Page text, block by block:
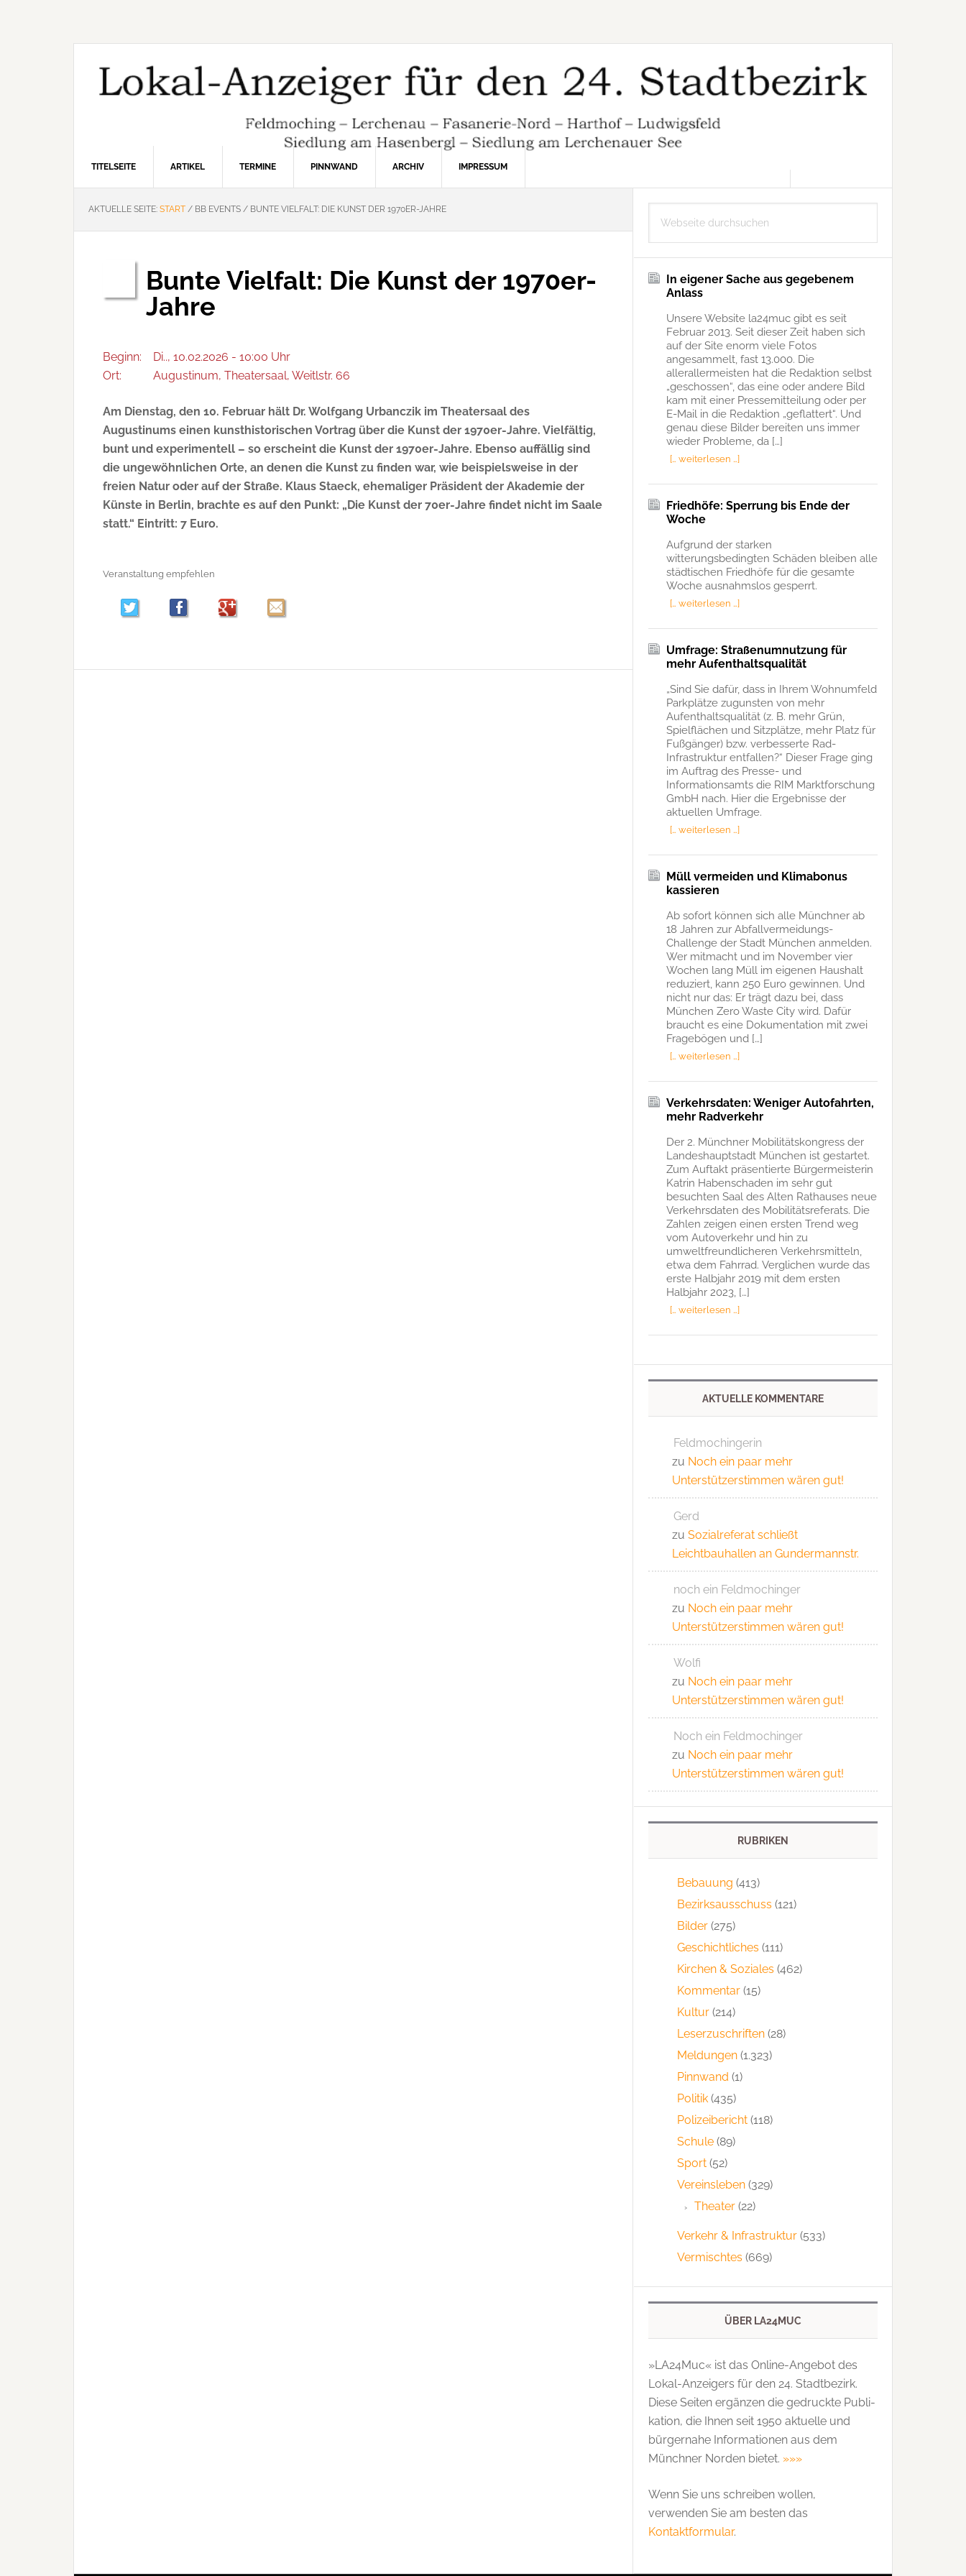
TITELSEITE ARTIKEL TERMINE PINNWAND ARCHIV IMPRESSUM
AKTUELLE SEITE: START / BB EVENTS / BUNTE VIELFALT: DIE KUNST DER 1970ER-JAHRE
Bunte Vielfalt: Die Kunst der 1970er-
Jahre
Beginn:
Di.., 10.02.2026 - 10:00 Uhr
Ort:
Augustinum, Theatersaal, Weitlstr. 66
Am Dienstag, den 10. Februar hält Dr. Wolfgang Urbanczik im Theatersaal des
Augustinums einen kunsthistorischen Vortrag über die Kunst der 1970er-Jahre. Vielfältig,
bunt und experimentell – so erscheint die Kunst der 1970er-Jahre. Ebenso auffällig sind
die ungewöhnlichen Orte, an denen die Kunst zu finden war, wie beispielsweise in der
freien Natur oder auf der Straße. Klaus Staeck, ehemaliger Präsident der Akademie der
Künste in Berlin, brachte es auf den Punkt: „Die Kunst der 70er-Jahre findet nicht im Saale
statt.“ Eintritt: 7 Euro.
Veranstaltung empfehlen
Seitenspalte
durchsuchen
In eigener Sache aus gegebenem
Anlass
Unsere Website la24muc gibt es seit
Februar 2013. Seit dieser Zeit haben sich
auf der Site enorm viele Fotos
angesammelt, fast 13.000. Die
allerallermeisten hat die Redaktion selbst
„geschossen“, das eine oder andere Bild
kam mit einer Pressemitteilung oder per
E-Mail in die Redaktion „geflattert“. Und
genau diese Bilder bereiten uns immer
wieder Probleme, da […]
[… weiterlesen …]
Friedhöfe: Sperrung bis Ende der
Woche
Aufgrund der starken
witterungsbedingten Schäden bleiben alle
städtischen Friedhöfe für die gesamte
Woche ausnahmslos gesperrt.
[… weiterlesen …]
Umfrage: Straßenumnutzung für
mehr Aufenthaltsqualität
„Sind Sie dafür, dass in Ihrem Wohnumfeld
Parkplätze zugunsten von mehr
Aufenthaltsqualität (z. B. mehr Grün,
Spielflächen und Sitzplätze, mehr Platz für
Fußgänger) bzw. verbesserte Rad-
Infrastruktur entfallen?“ Dieser Frage ging
im Auftrag des Presse- und
Informationsamts die RIM Marktforschung
GmbH nach. Hier die Ergebnisse der
aktuellen Umfrage.
[… weiterlesen …]
Müll vermeiden und Klimabonus
kassieren
Ab sofort können sich alle Münchner ab
18 Jahren zur Abfallvermeidungs-
Challenge der Stadt München anmelden.
Wer mitmacht und im November vier
Wochen lang Müll im eigenen Haushalt
reduziert, kann 250 Euro gewinnen. Und
nicht nur das: Er trägt dazu bei, dass
München Zero Waste City wird. Dafür
braucht es eine Dokumentation mit zwei
Fragebögen und […]
[… weiterlesen …]
Verkehrsdaten: Weniger Autofahrten,
mehr Radverkehr
Der 2. Münchner Mobilitätskongress der
Landeshauptstadt München ist gestartet.
Zum Auftakt präsentierte Bürgermeisterin
Katrin Habenschaden im sehr gut
besuchten Saal des Alten Rathauses neue
Verkehrsdaten des Mobilitätsreferats. Die
Zahlen zeigen einen ersten Trend weg
vom Autoverkehr und hin zu
umweltfreundlicheren Verkehrsmitteln,
etwa dem Fahrrad. Verglichen wurde das
erste Halbjahr 2019 mit dem ersten
Halbjahr 2023, […]
[… weiterlesen …]
AKTUELLE KOMMENTARE
Feldmochingerin
zu Noch ein paar mehr
Unterstützerstimmen wären gut!
Gerd
zu Sozialreferat schließt
Leichtbauhallen an Gundermannstr.
noch ein Feldmochinger
zu Noch ein paar mehr
Unterstützerstimmen wären gut!
Wolfi
zu Noch ein paar mehr
Unterstützerstimmen wären gut!
Noch ein Feldmochinger
zu Noch ein paar mehr
Unterstützerstimmen wären gut!
RUBRIKEN
Bebauung (413)
Bezirksausschuss (121)
Bilder (275)
Geschichtliches (111)
Kirchen & Soziales (462)
Kommentar (15)
Kultur (214)
Leserzuschriften (28)
Meldungen (1.323)
Pinnwand (1)
Politik (435)
Polizeibericht (118)
Schule (89)
Sport (52)
Vereinsleben (329)
Theater (22)
Verkehr & Infrastruktur (533)
Vermischtes (669)
ÜBER LA24MUC
»LA24Muc« ist das Online-Angebot des
Lokal-Anzeigers für den 24. Stadtbezirk.
Diese Seiten ergänzen die gedruckte Publi­
kation, die Ihnen seit 1950 aktuelle und
bürgernahe Informationen aus dem
Münchner Norden bietet. »»»
Wenn Sie uns schreiben wollen,
verwenden Sie am besten das
Kontaktformular.